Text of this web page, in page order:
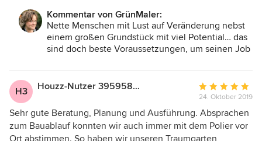
Sitzoasen trotz landwirtschaftlicher Nutzung des
Grundstückes zu etablieren. Wir sind sehr glücklich, jetzt
eine Anleitung für unsere sukzessive Implementierung des
Vorhabens zu haben. Ganz lieben Dank an Frau John, die
hat, dass Beton und Stein mit Grün durchaus eine sehr gute
Symbiose ergeben kann. Ausserdem ist das
Internetkonzept sehr praktisch, effizient und sorgt für eine
schnelle und gute Abwicklung des Projektes. Wir sind
rundum zufrieden! Herzlichen Dank dem Grünmaler Team,
die ihrem namen voll gerecht werden!
Kommentar von GrünMaler:
Nette Menschen mit Lust auf Veränderung nebst
einem großen Grundstück mit viel Potential… das
sind doch beste Voraussetzungen, um seinen Job
Vielen, lieben Dank für die herzlichen Worte und
das uns entgegen gebrachte Vertrauen.
H3 Houzz-Nutzer 395958950
Bewertung:
5
von
5
24. Oktober 2019
Sehr gute Beratung, Planung und Ausführung. Absprachen
zum Bauablauf konnten wir auch immer mit dem Polier vor
Ort abstimmen. So haben wir unseren Traumgarten